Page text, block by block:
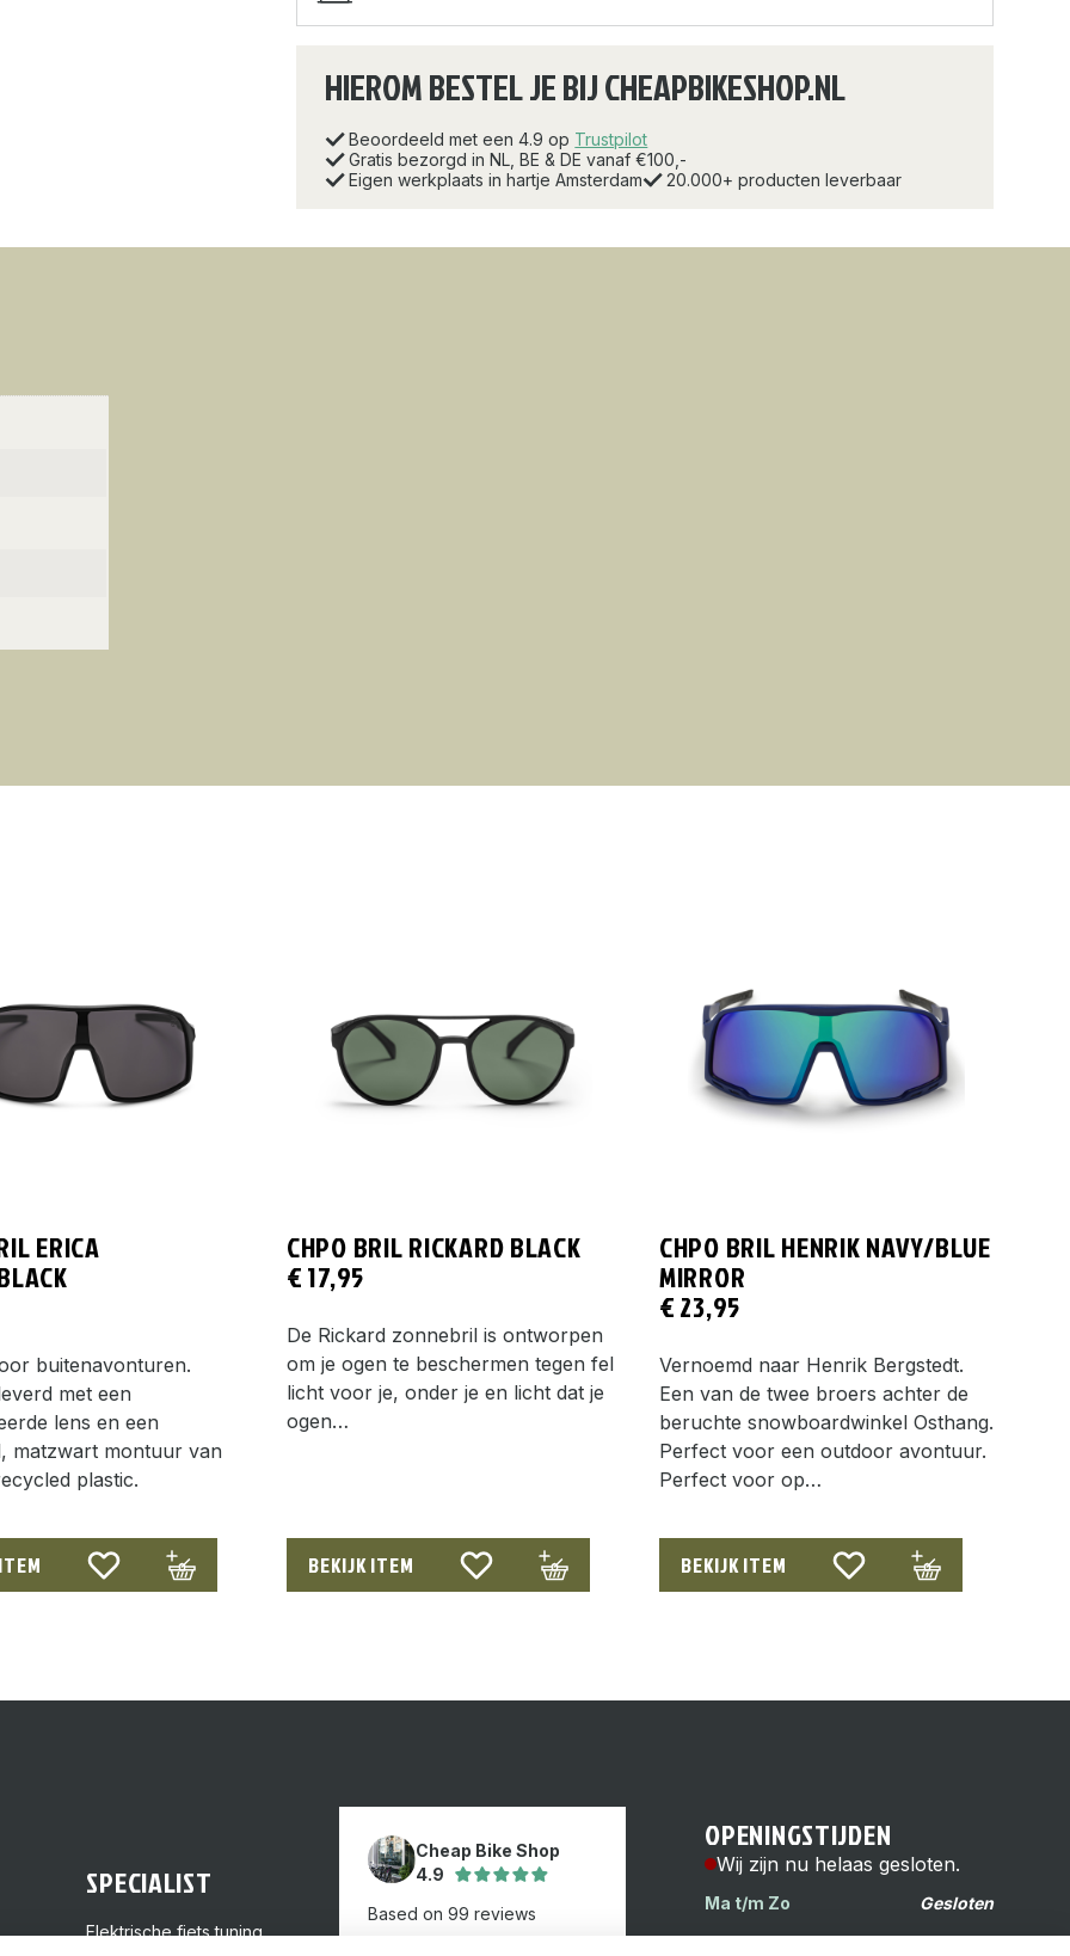
HIEROM BESTEL JE BIJ CHEAPBIKESHOP.NL
Beoordeeld met een 4.9 op Trustpilot
Gratis bezorgd in NL, BE & DE vanaf €100,-
Eigen werkplaats in hartje Amsterdam
20.000+ producten leverbaar
ERICA
buitenavonturen.
met een
lens en een
matzwart montuur van
plastic.
CHPO BRIL RICKARD BLACK
€17,95
De Rickard zonnebril is ontworpen
om je ogen te beschermen tegen fel
licht voor je, onder je en licht dat je
ogen…
BEKIJK ITEM
CHPO BRIL HENRIK NAVY/BLUE
MIRROR
€23,95
Vernoemd naar Henrik Bergstedt.
Een van de twee broers achter de
beruchte snowboardwinkel Osthang.
Perfect voor een outdoor avontuur.
Perfect voor op…
BEKIJK ITEM
SPECIALIST
Elektrische fiets tuning
Cheap Bike Shop
4.9
Based on 99 reviews
OPENINGSTIJDEN
Wij zijn nu helaas gesloten.
Ma t/m Zo Gesloten